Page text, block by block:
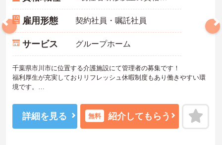
雇用形態 契約社員・嘱託社員
サービス グループホーム
千葉県市川市に位置する介護施設にて管理者の募集です！
福利厚生が充実しておりリフレッシュ休暇制度もあり働きやすい環
境です。
たしますのでお気軽にご相談ください！
詳細を見る 無料 紹介してもらう